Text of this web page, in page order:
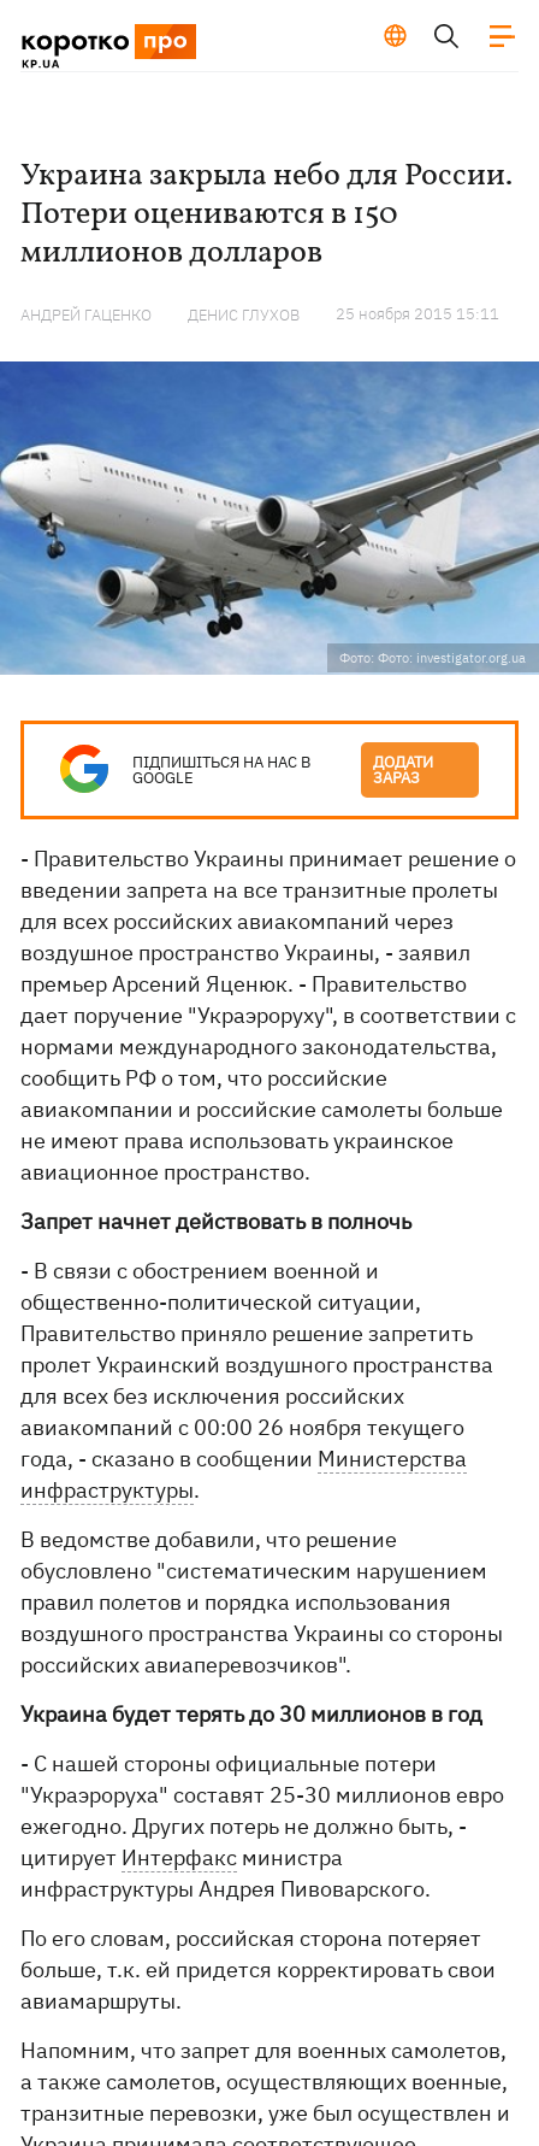
Украина закрыла небо для России.
Потери оцениваются в 150
миллионов долларов
АНДРЕЙ ГАЦЕНКО ДЕНИС ГЛУХОВ 25 ноября 2015 15:11
Фото: Фото: investigator.org.ua
ПІДПИШІТЬСЯ НА НАС В
GOOGLE
ДОДАТИ
ЗАРАЗ
- Правительство Украины принимает решение о
введении запрета на все транзитные пролеты
для всех российских авиакомпаний через
воздушное пространство Украины, - заявил
премьер Арсений Яценюк. - Правительство
дает поручение "Украэроруху", в соответствии с
нормами международного законодательства,
сообщить РФ о том, что российские
авиакомпании и российские самолеты больше
не имеют права использовать украинское
авиационное пространство.
Запрет начнет действовать в полночь
- В связи с обострением военной и
общественно-политической ситуации,
Правительство приняло решение запретить
пролет Украинский воздушного пространства
для всех без исключения российских
авиакомпаний с 00:00 26 ноября текущего
года, - сказано в сообщении Министерства
инфраструктуры.
В ведомстве добавили, что решение
обусловлено "систематическим нарушением
правил полетов и порядка использования
воздушного пространства Украины со стороны
российских авиаперевозчиков".
Украина будет терять до 30 миллионов в год
- С нашей стороны официальные потери
"Украэроруха" составят 25-30 миллионов евро
ежегодно. Других потерь не должно быть, -
цитирует Интерфакс министра
инфраструктуры Андрея Пивоварского.
По его словам, российская сторона потеряет
больше, т.к. ей придется корректировать свои
авиамаршруты.
Напомним, что запрет для военных самолетов,
а также самолетов, осуществляющих военные,
транзитные перевозки, уже был осуществлен и